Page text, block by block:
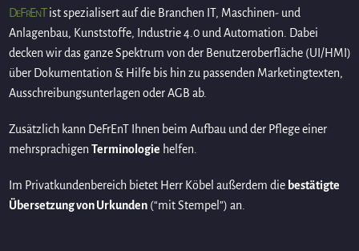
DeFrEnTist spezialisert auf die Branchen IT, Maschinen- und
Anlagenbau, Kunststoffe, Industrie 4.0 und Automation. Dabei
decken wir das ganze Spektrum von der Benutzeroberfläche (UI/HMI)
über Dokumentation & Hilfe bis hin zu passenden Marketingtexten,
Ausschreibungsunterlagen oder AGB ab.
Zusätzlich kann DeFrEnT Ihnen beim Aufbau und der Pflege einer
mehrsprachigen Terminologie helfen.
Im Privatkundenbereich bietet Herr Köbel außerdem die bestätigte
Übersetzung von Urkunden(“mit Stempel”) an.